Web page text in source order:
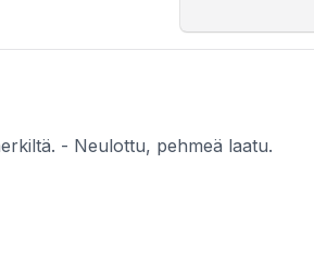
- Neulottu, pehmeä laatu.